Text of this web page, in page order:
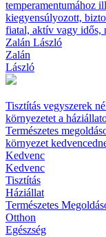
temperamentumához
kiegyensúlyozott,
fiatal, aktív vagy idős,
Zalán László
Zalán
László
Tisztítás vegyszerek
környezetet a
Természetes
környezet
Kedvenc
Kedvenc
Tisztítás
Háziállat
Természetes
Otthon
Egészség